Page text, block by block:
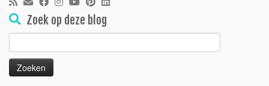
Zoek op deze blog
naar: